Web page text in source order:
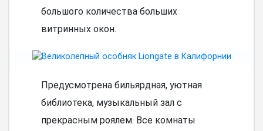
большого количества больших
витринных окон.
Предусмотрена бильярдная, уютная
библиотека, музыкальный зал с
прекрасным роялем. Все комнаты